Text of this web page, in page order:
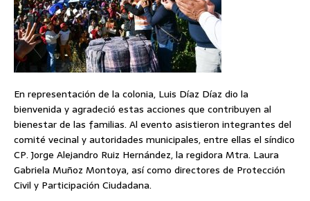
En representación de la colonia, Luis Díaz Díaz dio la
bienvenida y agradeció estas acciones que contribuyen al
bienestar de las familias. Al evento asistieron integrantes del
comité vecinal y autoridades municipales, entre ellas el síndico
CP. Jorge Alejandro Ruiz Hernández, la regidora Mtra. Laura
Gabriela Muñoz Montoya, así como directores de Protección
Civil y Participación Ciudadana.